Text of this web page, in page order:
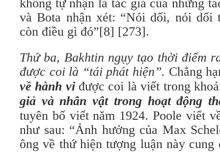
không tự nhận là tác giả của những
và Bota nhận xét: “Nói dối, nói dối
còn điều gì đó”[8] [273].
Thứ ba, Bakhtin ngụy tạo thời điểm
được coi là “tái phát hiện”. Chẳng
về hành vi được coi là viết trong
giả và nhân vật trong hoạt động
tuyên bố viết năm 1924. Poole viết
như sau: “Ảnh hưởng của Max
ông về thứ hiện tượng luận này cung